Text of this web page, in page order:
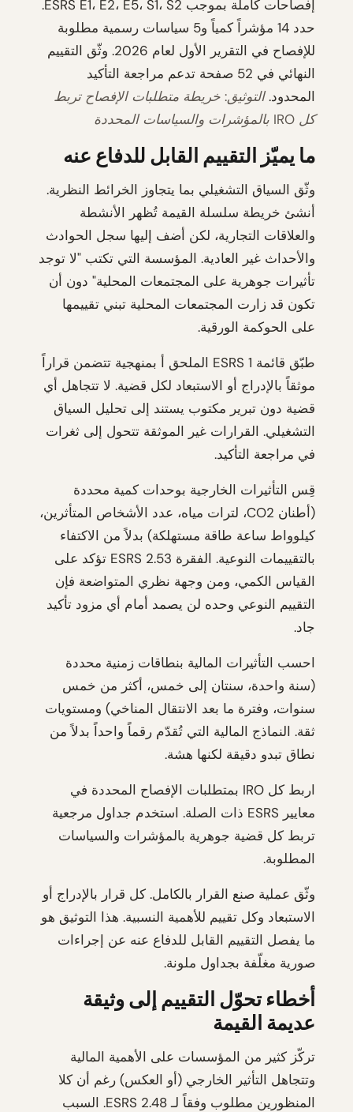
إفصاحات كاملة بموجب ESRS E1، E2، E5، S1، S2.
حدد 14 مؤشراً كمياً و5 سياسات رسمية مطلوبة
للإفصاح في التقرير الأول لعام 2026. وثّق التقييم
النهائي في 52 صفحة تدعم مراجعة التأكيد
المحدود.التوثيق: خريطة متطلبات الإفصاح تربط
كل IRO بالمؤشرات والسياسات المحددة
ما يميّز التقييم القابل للدفاع عنه
وثّق السياق التشغيلي بما يتجاوز الخرائط النظرية.
أنشئ خريطة سلسلة القيمة تُظهر الأنشطة
والعلاقات التجارية، لكن أضف إليها سجل الحوادث
والأحداث غير العادية. المؤسسة التي تكتب "لا توجد
تأثيرات جوهرية على المجتمعات المحلية" دون أن
تكون قد زارت المجتمعات المحلية تبني تقييمها
على الحوكمة الورقية.
طبّق قائمة ESRS 1 الملحق أ بمنهجية تتضمن قراراً
موثقاً بالإدراج أو الاستبعاد لكل قضية. لا تتجاهل أي
قضية دون تبرير مكتوب يستند إلى تحليل السياق
التشغيلي. القرارات غير الموثقة تتحول إلى ثغرات
في مراجعة التأكيد.
قِس التأثيرات الخارجية بوحدات كمية محددة
(أطنان CO2، لترات مياه، عدد الأشخاص المتأثرين،
كيلوواط ساعة طاقة مستهلكة) بدلاً من الاكتفاء
بالتقييمات النوعية. الفقرة ESRS 2.53 تؤكد على
القياس الكمي، ومن وجهة نظري المتواضعة فإن
التقييم النوعي وحده لن يصمد أمام أي مزود تأكيد
جاد.
احسب التأثيرات المالية بنطاقات زمنية محددة
(سنة واحدة، سنتان إلى خمس، أكثر من خمس
سنوات، وفترة ما بعد الانتقال المناخي) ومستويات
ثقة. النماذج المالية التي تُقدّم رقماً واحداً بدلاً من
نطاق تبدو دقيقة لكنها هشة.
اربط كل IRO بمتطلبات الإفصاح المحددة في
معايير ESRS ذات الصلة. استخدم جداول مرجعية
تربط كل قضية جوهرية بالمؤشرات والسياسات
المطلوبة.
وثّق عملية صنع القرار بالكامل. كل قرار بالإدراج أو
الاستبعاد وكل تقييم للأهمية النسبية. هذا التوثيق هو
ما يفصل التقييم القابل للدفاع عنه عن إجراءات
صورية مغلّفة بجداول ملونة.
أخطاء تحوّل التقييم إلى وثيقة
عديمة القيمة
تركّز كثير من المؤسسات على الأهمية المالية
وتتجاهل التأثير الخارجي (أو العكس) رغم أن كلا
المنظورين مطلوب وفقاً لـ ESRS 2.48. السبب